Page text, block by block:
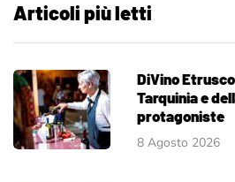
Articoli più letti
DiVino
Tarquinia e
protagoniste
8 Agosto 2026